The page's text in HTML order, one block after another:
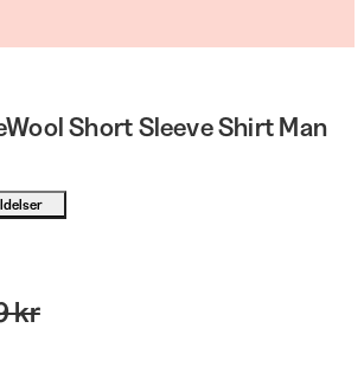
Short Sleeve Shirt Man
kr